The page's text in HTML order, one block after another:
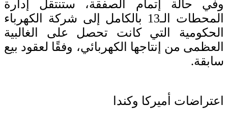
وفي حالة إتمام الصفقة، ستنتقل إدارة
المحطات الـ13 بالكامل إلى شركة الكهرباء
الحكومية التي كانت تحصل على الغالبية
العظمى من إنتاجها الكهربائي، وفقًا لعقود بيع
سابقة.
اعتراضات أميركا وكندا